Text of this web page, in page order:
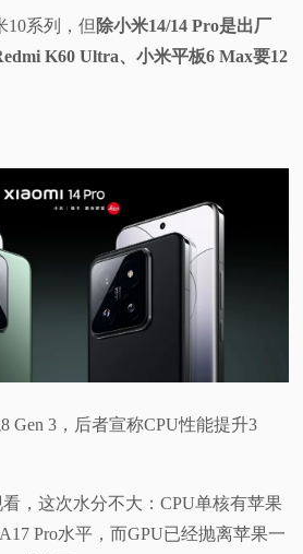
10系列，但 除小米14/14 Pro是出厂
K60 Ultra、小米平板6 Max要12
Gen 3，后者宣称CPU性能提升3
，这次水分不大：CPU单核有苹果
Pro水平，而GPU已经抛离苹果一